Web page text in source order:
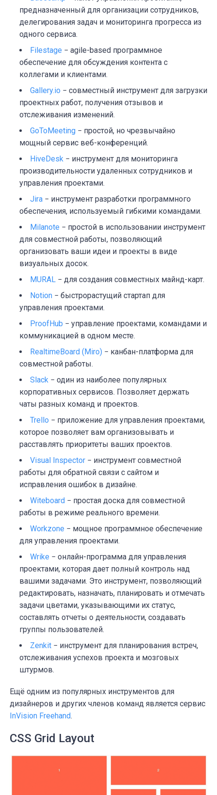
предназначенный для организации сотрудников,
делегирования задач и мониторинга прогресса из
одного сервиса.
Filestage − agile-based программное
обеспечение для обсуждения контента с
коллегами и клиентами.
Gallery.io − совместный инструмент для загрузки
проектных работ, получения отзывов и
отслеживания изменений.
GoToMeeting − простой, но чрезвычайно
мощный сервис веб-конференций.
HiveDesk − инструмент для мониторинга
производительности удаленных сотрудников и
управления проектами.
Jira − инструмент разработки программного
обеспечения, используемый гибкими командами.
Milanote − простой в использовании инструмент
для совместной работы, позволяющий
организовать ваши идеи и проекты в виде
визуальных досок.
MURAL − для создания совместных майнд-карт.
Notion − быстрорастущий стартап для
управления проектами.
ProofHub − управление проектами, командами и
коммуникацией в одном месте.
RealtimeBoard (Miro) − канбан-платформа для
совместной работы.
Slack − один из наиболее популярных
корпоративных сервисов. Позволяет держать
чаты разных команд и проектов.
Trello − приложение для управления проектами,
которое позволяет вам организовывать и
расставлять приоритеты ваших проектов.
Visual Inspector − инструмент совместной
работы для обратной связи с сайтом и
исправления ошибок в дизайне.
Witeboard − простая доска для совместной
работы в режиме реального времени.
Workzone − мощное программное обеспечение
для управления проектами.
Wrike − онлайн-программа для управления
проектами, которая дает полный контроль над
вашими задачами. Это инструмент, позволяющий
редактировать, назначать, планировать и отмечать
задачи цветами, указывающими их статус,
составлять отчеты о деятельности, создавать
группы пользователей.
Zenkit − инструмент для планирования встреч,
отслеживания успехов проекта и мозговых
штурмов.
Ещё одним из популярных инструментов для
дизайнеров и других членов команд является сервис
InVision Freehand.
CSS Grid Layout